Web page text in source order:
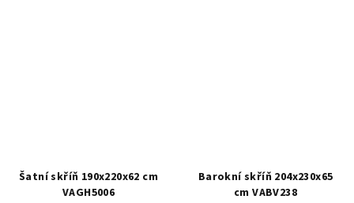
Šatní skříň 190x220x62 cm
VAGH5006
Barokní skříň 204x230x65
cm VABV238